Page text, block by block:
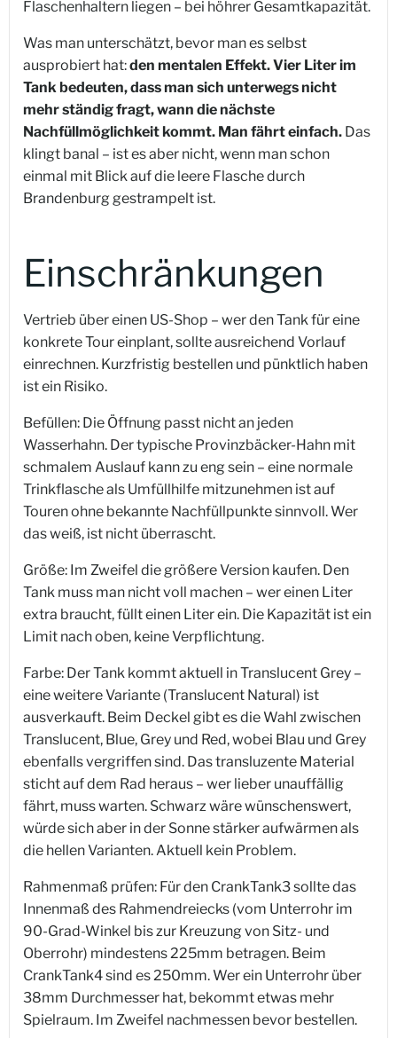
Flaschenhaltern liegen – bei höhrer Gesamtkapazität.
Was man unterschätzt, bevor man es selbst
ausprobiert hat:den mentalen Effekt. Vier Liter im
Tank bedeuten, dass man sich unterwegs nicht
mehr ständig fragt, wann die nächste
Nachfüllmöglichkeit kommt. Man fährt einfach. Das
klingt banal – ist es aber nicht, wenn man schon
einmal mit Blick auf die leere Flasche durch
Brandenburg gestrampelt ist.
Einschränkungen
Vertrieb über einen US-Shop – wer den Tank für eine
konkrete Tour einplant, sollte ausreichend Vorlauf
einrechnen. Kurzfristig bestellen und pünktlich haben
ist ein Risiko.
Befüllen: Die Öffnung passt nicht an jeden
Wasserhahn. Der typische Provinzbäcker-Hahn mit
schmalem Auslauf kann zu eng sein – eine normale
Trinkflasche als Umfüllhilfe mitzunehmen ist auf
Touren ohne bekannte Nachfüllpunkte sinnvoll. Wer
das weiß, ist nicht überrascht.
Größe: Im Zweifel die größere Version kaufen. Den
Tank muss man nicht voll machen – wer einen Liter
extra braucht, füllt einen Liter ein. Die Kapazität ist ein
Limit nach oben, keine Verpflichtung.
Farbe: Der Tank kommt aktuell in Translucent Grey –
eine weitere Variante (Translucent Natural) ist
ausverkauft. Beim Deckel gibt es die Wahl zwischen
Translucent, Blue, Grey und Red, wobei Blau und Grey
ebenfalls vergriffen sind. Das transluzente Material
sticht auf dem Rad heraus – wer lieber unauffällig
fährt, muss warten. Schwarz wäre wünschenswert,
würde sich aber in der Sonne stärker aufwärmen als
die hellen Varianten. Aktuell kein Problem.
Rahmenmaß prüfen: Für den CrankTank3 sollte das
Innenmaß des Rahmendreiecks (vom Unterrohr im
90-Grad-Winkel bis zur Kreuzung von Sitz- und
Oberrohr) mindestens 225mm betragen. Beim
CrankTank4 sind es 250mm. Wer ein Unterrohr über
38mm Durchmesser hat, bekommt etwas mehr
Spielraum. Im Zweifel nachmessen bevor bestellen.